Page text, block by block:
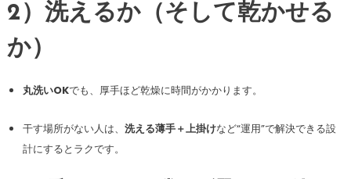
2）洗えるか（そして乾かせる
か）
丸洗いOKでも、厚手ほど乾燥に時間がかかります。
干す場所がない人は、 洗える薄手＋上掛けなど“運用”で解決できる設
計にするとラクです。